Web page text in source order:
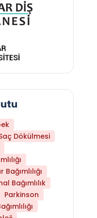
Yaşlanmayı
Dökülmesi
Bağımlılığı
Bağımlılık
Parkinson